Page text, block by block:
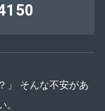
」 そんな不安があ